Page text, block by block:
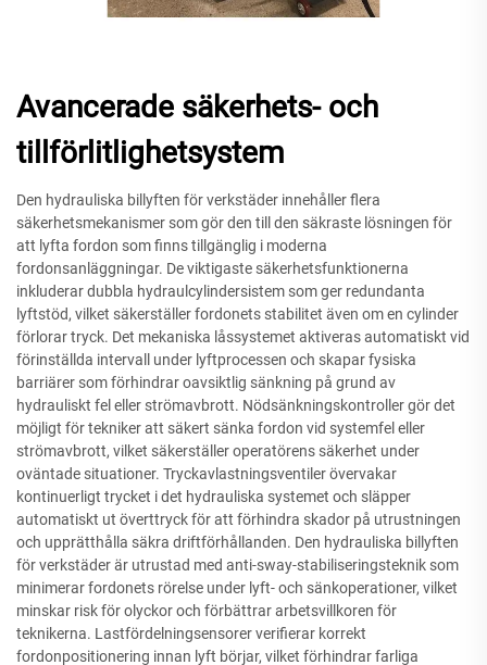
Avancerade säkerhets- och
tillförlitlighetsystem
Den hydrauliska billyften för verkstäder innehåller flera
säkerhetsmekanismer som gör den till den säkraste lösningen för
att lyfta fordon som finns tillgänglig i moderna
fordonsanläggningar. De viktigaste säkerhetsfunktionerna
inkluderar dubbla hydraulcylindersistem som ger redundanta
lyftstöd, vilket säkerställer fordonets stabilitet även om en cylinder
förlorar tryck. Det mekaniska låssystemet aktiveras automatiskt vid
förinställda intervall under lyftprocessen och skapar fysiska
barriärer som förhindrar oavsiktlig sänkning på grund av
hydrauliskt fel eller strömavbrott. Nödsänkningskontroller gör det
möjligt för tekniker att säkert sänka fordon vid systemfel eller
strömavbrott, vilket säkerställer operatörens säkerhet under
oväntade situationer. Tryckavlastningsventiler övervakar
kontinuerligt trycket i det hydrauliska systemet och släpper
automatiskt ut överttryck för att förhindra skador på utrustningen
och upprätthålla säkra driftförhållanden. Den hydrauliska billyften
för verkstäder är utrustad med anti-sway-stabiliseringsteknik som
minimerar fordonets rörelse under lyft- och sänkoperationer, vilket
minskar risk för olyckor och förbättrar arbetsvillkoren för
teknikerna. Lastfördelningsensorer verifierar korrekt
fordonpositionering innan lyft börjar, vilket förhindrar farliga